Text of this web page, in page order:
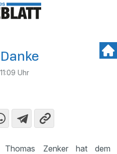
Uhr
Thomas Zenker hat dem